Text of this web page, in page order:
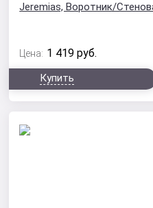
Jeremias, Воротник/
Цена: 1 419 руб.
Купить